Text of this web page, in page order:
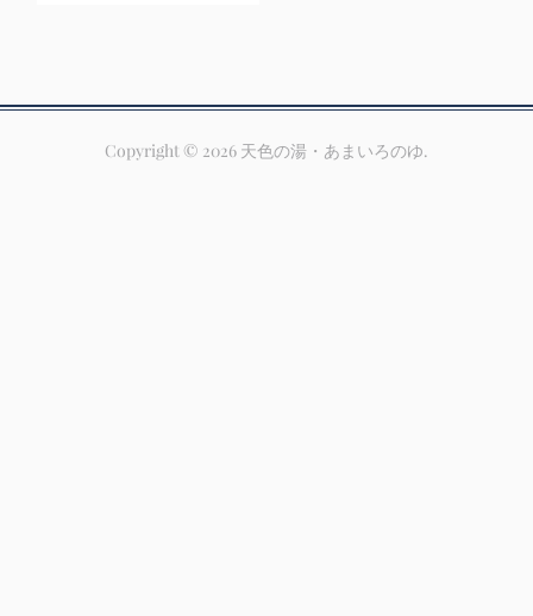
Copyright © 2026 天色の湯・あまいろのゆ.